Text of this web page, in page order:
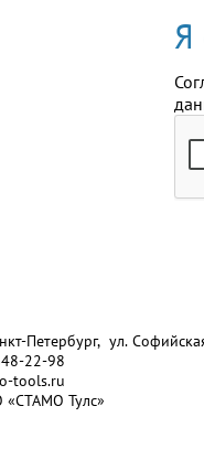
Я
Петербург, ул.
22-98
tools.ru
Тулс»